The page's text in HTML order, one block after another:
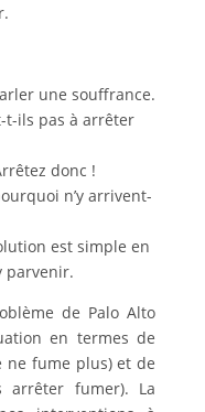
une souffrance.
t-ils pas à arrêter
donc !
n’y arrivent-
est simple en
parvenir.
de Palo Alto
en termes de
ne fume plus) et de
arrêter fumer). La